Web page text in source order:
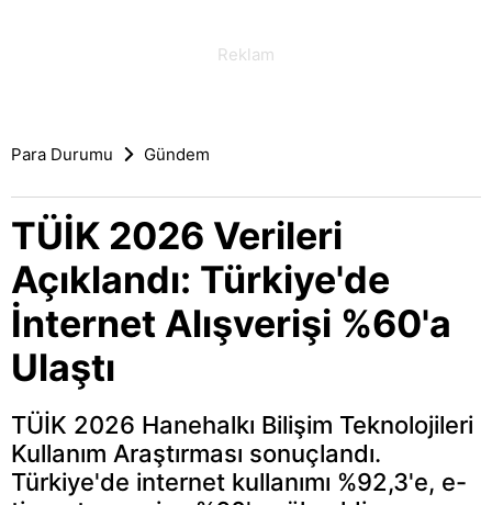
Para Durumu Gündem
TÜİK 2026 Verileri
Açıklandı: Türkiye'de
İnternet Alışverişi %60'a
Ulaştı
TÜİK 2026 Hanehalkı Bilişim Teknolojileri
Kullanım Araştırması sonuçlandı.
Türkiye'de internet kullanımı %92,3'e, e-